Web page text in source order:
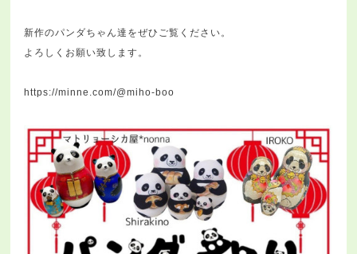
新作のパンダちゃん達をぜひご覧ください。
よろしくお願い致します。
https://minne.com/@miho-boo